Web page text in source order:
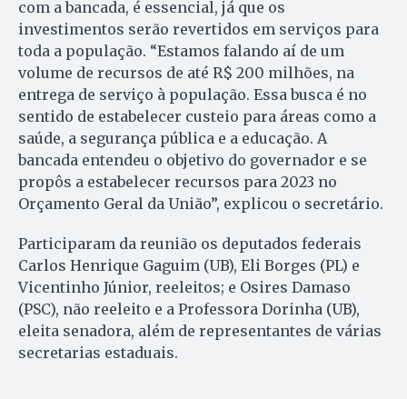
com a bancada, é essencial, já que os
investimentos serão revertidos em serviços para
toda a população. “Estamos falando aí de um
volume de recursos de até R$ 200 milhões, na
entrega de serviço à população. Essa busca é no
sentido de estabelecer custeio para áreas como a
saúde, a segurança pública e a educação. A
bancada entendeu o objetivo do governador e se
propôs a estabelecer recursos para 2023 no
Orçamento Geral da União”, explicou o secretário.
Participaram da reunião os deputados federais
Carlos Henrique Gaguim (UB), Eli Borges (PL) e
Vicentinho Júnior, reeleitos; e Osires Damaso
(PSC), não reeleito e a Professora Dorinha (UB),
eleita senadora, além de representantes de várias
secretarias estaduais.